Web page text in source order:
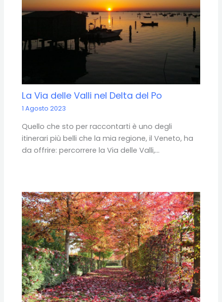
La Via delle Valli nel Delta del Po
1 Agosto 2023
Quello che sto per raccontarti è uno degli
itinerari più belli che la mia regione, il Veneto, ha
da offrire: percorrere la Via delle Valli,…